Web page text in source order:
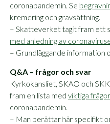
coronapandemin. Se
kremering och gravsättning.
– Skatteverket tagit fram ett
med anledning av
– Grundläggande information
Q&A – frågor och svar
Kyrkokansliet, SKAO och
fram en lista med viktiga
coronapandemin.
– Man berättar här specifikt